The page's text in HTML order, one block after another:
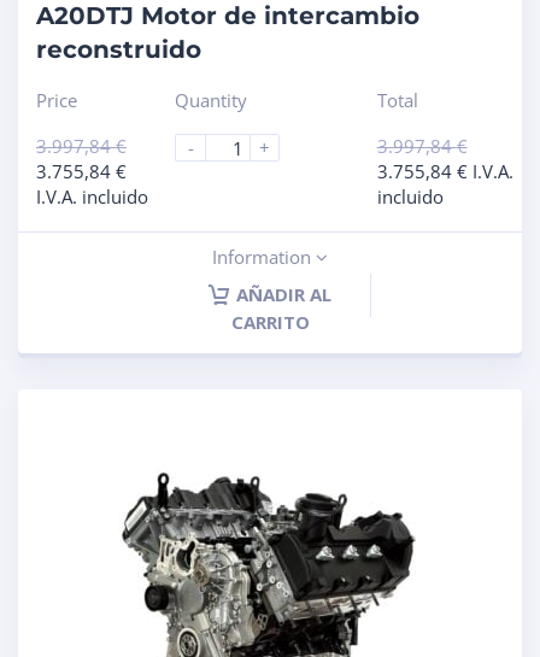
A20DTJ Motor de intercambio
reconstruido
Price
3.997,84€
3.755,84 €
I.V.A. incluido
Quantity
-
+
Total
3.997,84€
3.755,84 € I.V.A.
incluido
Information
AÑADIR AL
CARRITO